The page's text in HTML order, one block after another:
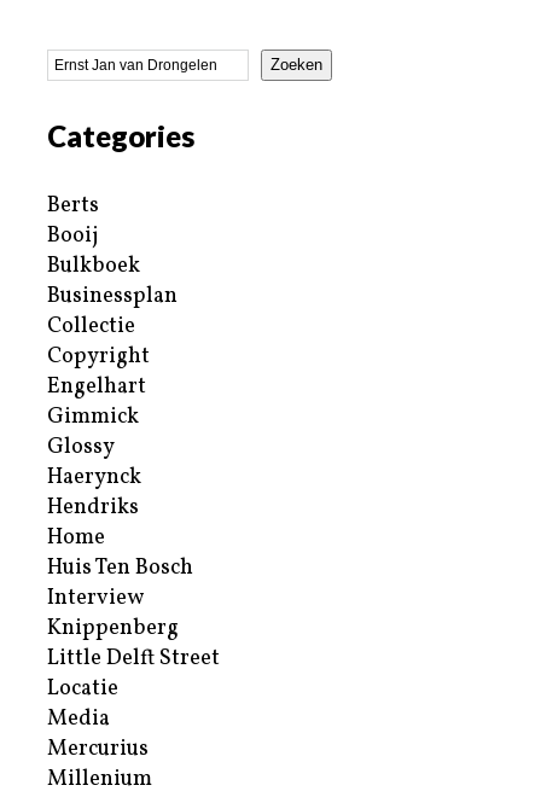
Zoeken
Categories
Berts
Booij
Bulkboek
Businessplan
Collectie
Copyright
Engelhart
Gimmick
Glossy
Haerynck
Hendriks
Home
Huis Ten Bosch
Interview
Knippenberg
Little Delft Street
Locatie
Media
Mercurius
Millenium